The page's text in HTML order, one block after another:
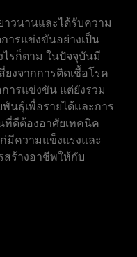
วนานและได้รับความ
ารแข่งขันอย่างเป็น
รก็ตาม ในปัจจุบันมี
งจากการติดเชื้อโรค
การแข่งขัน แต่ยังรวม
นธุ์เพื่อรายได้และการ
ที่ดีต้องอาศัยเทคนิค
มีความแข็งแรงและ
ร้างอาชีพให้กับ